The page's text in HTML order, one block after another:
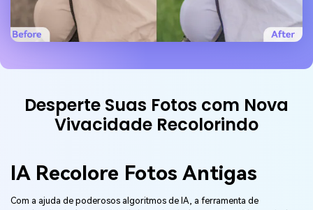
Desperte Suas Fotos com Nova
Vivacidade Recolorindo
IA Recolore Fotos Antigas
Com a ajuda de poderosos algoritmos de IA, a ferramenta de